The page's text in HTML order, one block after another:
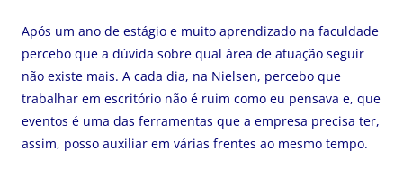
Após um ano de estágio e muito aprendizado na faculdade
percebo que a dúvida sobre qual área de atuação seguir
não existe mais. A cada dia, na Nielsen, percebo que
trabalhar em escritório não é ruim como eu pensava e, que
eventos é uma das ferramentas que a empresa precisa ter,
assim, posso auxiliar em várias frentes ao mesmo tempo.